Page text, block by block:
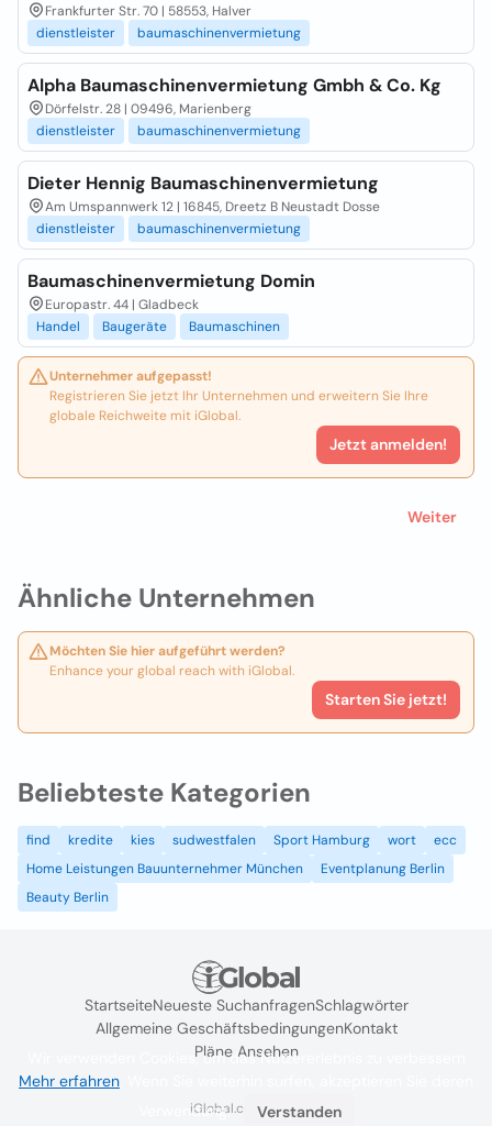
Ähnliche Unternehmen
Möchten Sie hier aufgeführt werden?
Enhance your global reach with iGlobal.
Starten Sie jetzt!
Frankfurter Str. 70 | 58553, Halver
dienstleister
baumaschinenvermietung
Alpha Baumaschinenvermietung Gmbh & Co. Kg
Dörfelstr. 28 | 09496, Marienberg
dienstleister
baumaschinenvermietung
Dieter Hennig Baumaschinenvermietung
Am Umspannwerk 12 | 16845, Dreetz B Neustadt Dosse
dienstleister
baumaschinenvermietung
Baumaschinenvermietung Domin
Europastr. 44 | Gladbeck
Handel
Baugeräte Baumaschinen
Unternehmer aufgepasst!
Registrieren Sie jetzt Ihr Unternehmen und erweitern Sie Ihre
globale Reichweite mit iGlobal.
Jetzt anmelden!
Weiter
Beliebteste Kategorien
find kredite kies sudwestfalen Sport Hamburg wort
ecc
Home Leistungen Bauunternehmer München
Eventplanung Berlin
Beauty Berlin
StartseiteNeueste SuchanfragenSchlagwörter
Allgemeine GeschäftsbedingungenKontakt
Pläne Ansehen
iGlobal.co @ 2024
Wir verwenden Cookies, um das Nutzererlebnis zu verbessern
Mehr erfahren
Verwendung.
Verstanden